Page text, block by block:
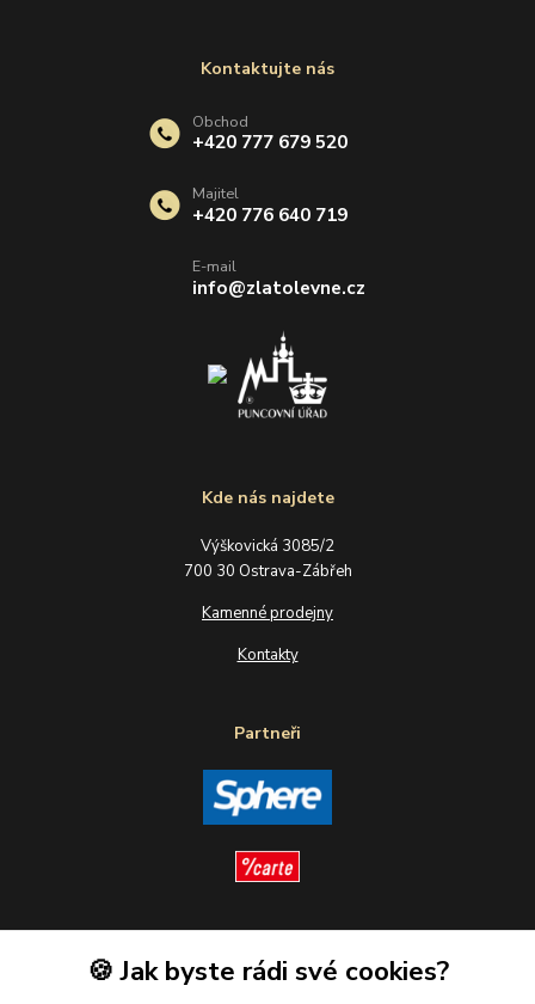
Kde nás najdete
Výškovická 3085/2
700 30 Ostrava-Zábřeh
Kamenné prodejny
Kontakty
Partneři
Sledujte nás
Kontaktujte nás
Obchod
+420 777 679 520
Majitel
+420 776 640 719
E-mail
info@zlatolevne.cz
🍪 Jak byste rádi své cookies?